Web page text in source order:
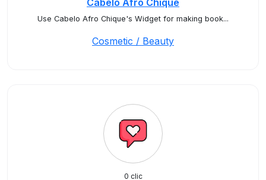
Cabelo Afro Chique
Use Cabelo Afro Chique's Widget for making book...
Cosmetic / Beauty
0 clic